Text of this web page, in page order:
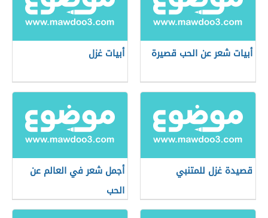
أبيات شعر عن الحب قصيرة أبيات غزل
قصيدة غزل للمتنبي
أجمل شعر في العالم عن
الحب